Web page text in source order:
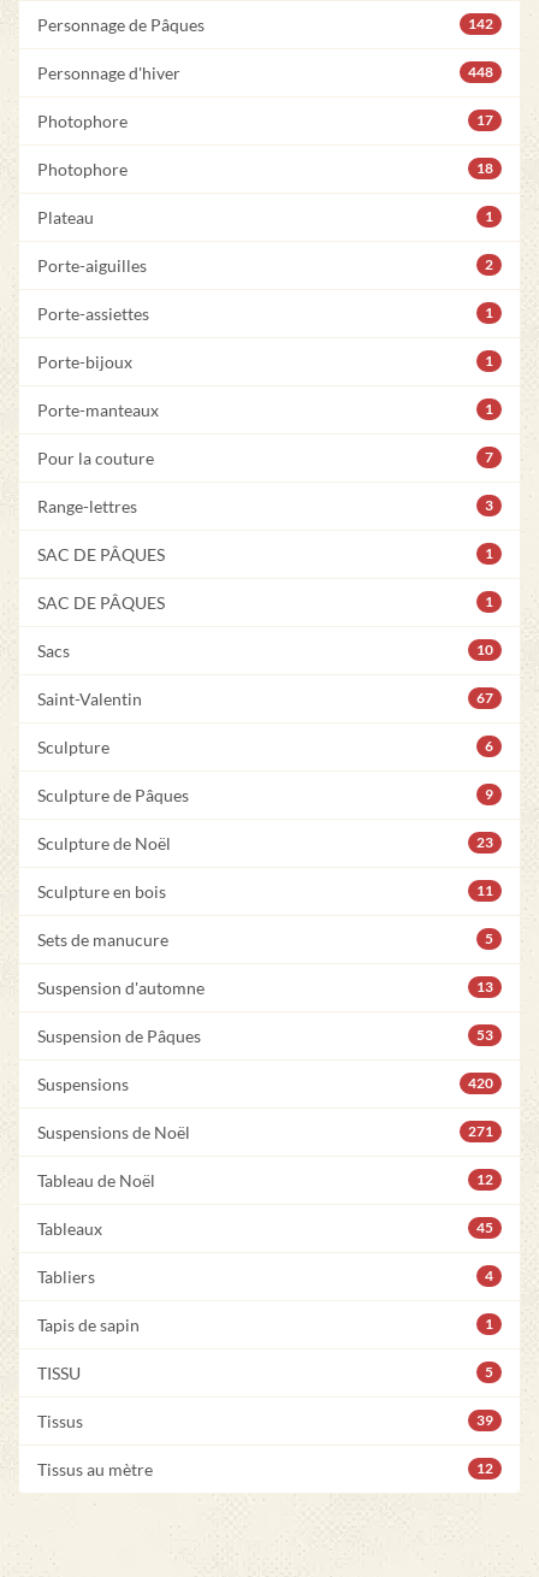
Personnage de Pâques 142
Personnage d'hiver 448
Photophore 17
Photophore 18
Plateau 1
Porte-aiguilles 2
Porte-assiettes 1
Porte-bijoux 1
Porte-manteaux 1
Pour la couture 7
Range-lettres 3
SAC DE PÂQUES 1
SAC DE PÂQUES 1
Sacs 10
Saint-Valentin 67
Sculpture 6
Sculpture de Pâques 9
Sculpture de Noël 23
Sculpture en bois 11
Sets de manucure 5
Suspension d'automne 13
Suspension de Pâques 53
Suspensions 420
Suspensions de Noël 271
Tableau de Noël 12
Tableaux 45
Tabliers 4
Tapis de sapin 1
TISSU 5
Tissus 39
Tissus au mètre 12